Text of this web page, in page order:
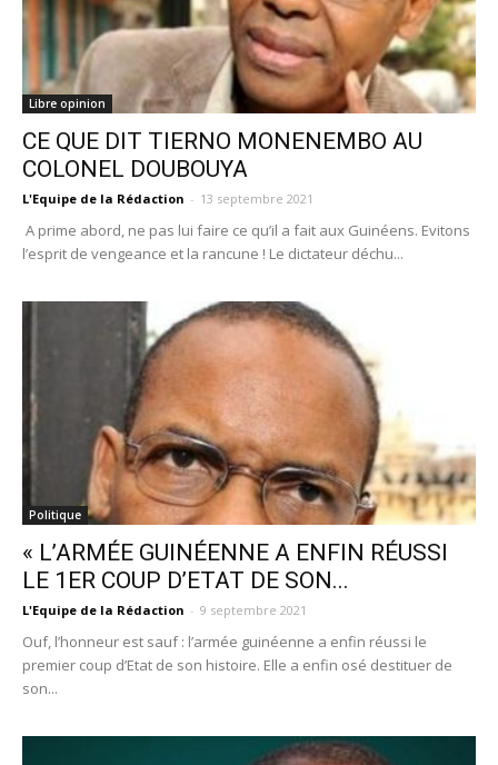
Libre opinion
CE QUE DIT TIERNO MONENEMBO AU
COLONEL DOUBOUYA
L'Equipe de la Rédaction - 13 septembre 2021
A prime abord, ne pas lui faire ce qu’il a fait aux Guinéens. Evitons
l’esprit de vengeance et la rancune ! Le dictateur déchu...
Politique
« L’ARMÉE GUINÉENNE A ENFIN RÉUSSI
LE 1ER COUP D’ETAT DE SON...
L'Equipe de la Rédaction - 9 septembre 2021
Ouf, l’honneur est sauf : l’armée guinéenne a enfin réussi le
premier coup d’Etat de son histoire. Elle a enfin osé destituer de
son...